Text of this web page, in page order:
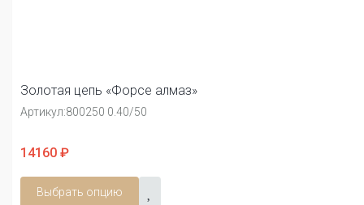
Золотая цепь «Форсе алмаз»
Артикул:800250 0.40/50
14160 ₽
Выбрать опцию